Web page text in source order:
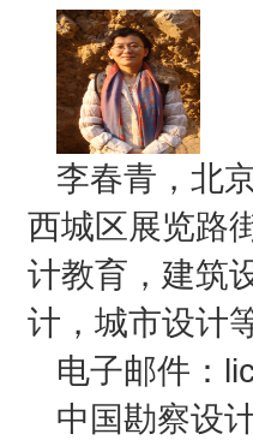
李春青，北
西城区展览路
计教育，建筑
计，城市设计
电子邮件：
中国勘察设